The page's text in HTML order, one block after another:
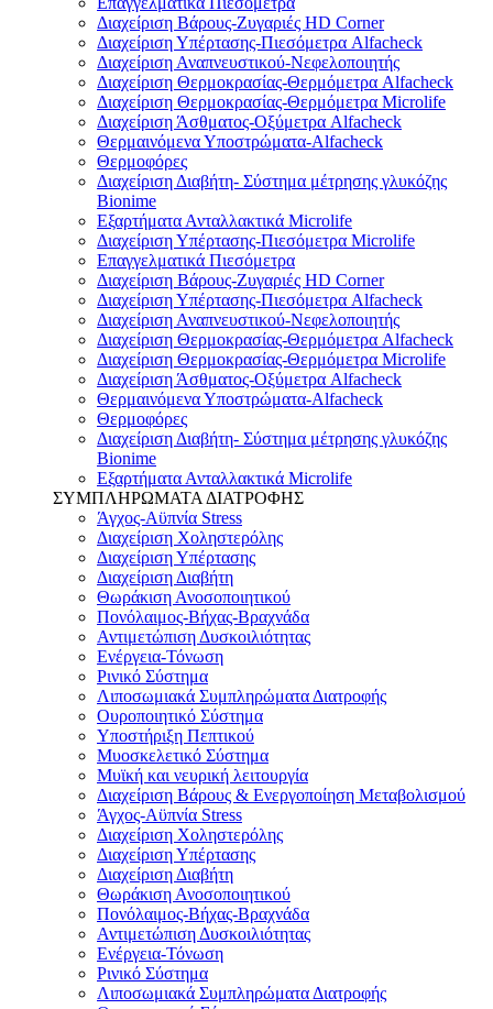
Διαχείριση Βάρους-Ζυγαριές HD Corner
Διαχείριση Υπέρτασης-Πιεσόμετρα Alfacheck
Διαχείριση Αναπνευστικού-Νεφελοποιητής
Διαχείριση Θερμοκρασίας-Θερμόμετρα Alfacheck
Διαχείριση Θερμοκρασίας-Θερμόμετρα Microlife
Διαχείριση Άσθματος-Οξύμετρα Alfacheck
Θερμαινόμενα Υποστρώματα-Alfacheck
Θερμοφόρες
Διαχείριση Διαβήτη- Σύστημα μέτρησης γλυκόζης
Bionime
Εξαρτήματα Ανταλλακτικά Microlife
Διαχείριση Υπέρτασης-Πιεσόμετρα Microlife
Επαγγελματικά Πιεσόμετρα
Διαχείριση Βάρους-Ζυγαριές HD Corner
Διαχείριση Υπέρτασης-Πιεσόμετρα Alfacheck
Διαχείριση Αναπνευστικού-Νεφελοποιητής
Διαχείριση Θερμοκρασίας-Θερμόμετρα Alfacheck
Διαχείριση Θερμοκρασίας-Θερμόμετρα Microlife
Διαχείριση Άσθματος-Οξύμετρα Alfacheck
Θερμαινόμενα Υποστρώματα-Alfacheck
Θερμοφόρες
Διαχείριση Διαβήτη- Σύστημα μέτρησης γλυκόζης
Bionime
Εξαρτήματα Ανταλλακτικά Microlife
ΣΥΜΠΛΗΡΩΜΑΤΑ ΔΙΑΤΡΟΦΗΣ
Άγχος-Αϋπνία Stress
Διαχείριση Χοληστερόλης
Διαχείριση Υπέρτασης
Διαχείριση Διαβήτη
Θωράκιση Ανοσοποιητικού
Πονόλαιμος-Βήχας-Βραχνάδα
Αντιμετώπιση Δυσκοιλιότητας
Eνέργεια-Τόνωση
Ρινικό Σύστημα
Λιποσωμιακά Συμπληρώματα Διατροφής
Ουροποιητικό Σύστημα
Υποστήριξη Πεπτικού
Μυοσκελετικό Σύστημα
Μυϊκή και νευρική λειτουργία
Διαχείριση Βάρους & Ενεργοποίηση Μεταβολισμού
Άγχος-Αϋπνία Stress
Διαχείριση Χοληστερόλης
Διαχείριση Υπέρτασης
Διαχείριση Διαβήτη
Θωράκιση Ανοσοποιητικού
Πονόλαιμος-Βήχας-Βραχνάδα
Αντιμετώπιση Δυσκοιλιότητας
Eνέργεια-Τόνωση
Ρινικό Σύστημα
Λιποσωμιακά Συμπληρώματα Διατροφής